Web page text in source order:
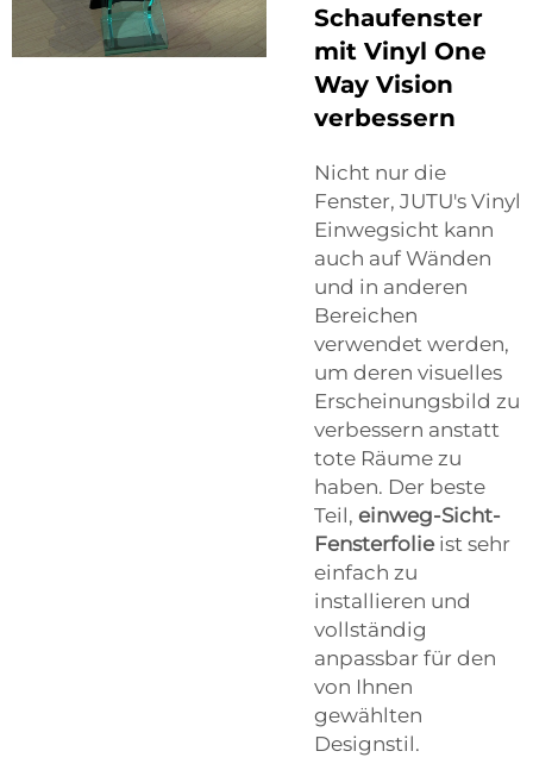
Schaufenster
mit Vinyl One
Way Vision
verbessern
Nicht nur die
Fenster, JUTU's Vinyl
Einwegsicht kann
auch auf Wänden
und in anderen
Bereichen
verwendet werden,
um deren visuelles
Erscheinungsbild zu
verbessern anstatt
tote Räume zu
haben. Der beste
Teil, einweg-Sicht-
Fensterfolie ist sehr
einfach zu
installieren und
vollständig
anpassbar für den
von Ihnen
gewählten
Designstil.